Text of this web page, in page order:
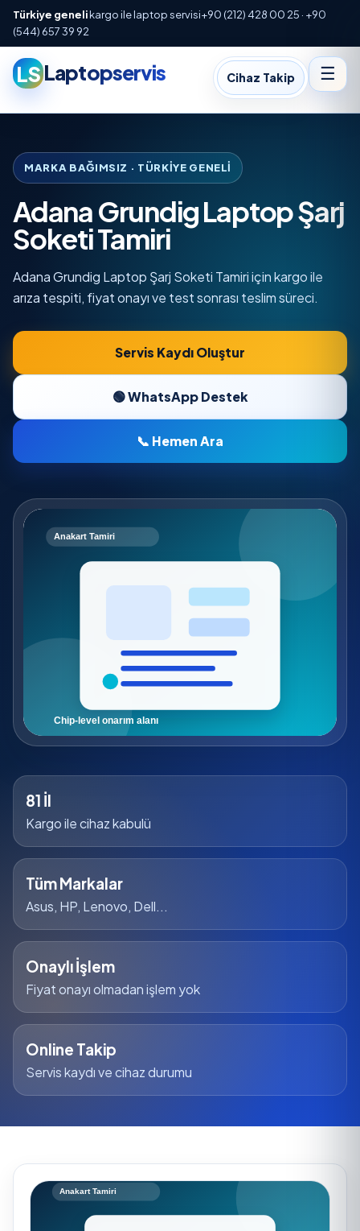
Türkiye genelikargo ile laptop servisi+90 (212) 428 00 25 · +90
(544) 657 39 92
LSLaptopservis Cihaz Takip ☰
MARKA BAĞIMSIZ · TÜRKIYE GENELI
Adana Grundig Laptop Şarj
Soketi Tamiri
Adana Grundig Laptop Şarj Soketi Tamiri için kargo ile
arıza tespiti, fiyat onayı ve test sonrası teslim süreci.
Servis Kaydı Oluştur
🟢 WhatsApp Destek
📞 Hemen Ara
81 İl
Kargo ile cihaz kabulü
Tüm Markalar
Asus, HP, Lenovo, Dell...
Onaylı İşlem
Fiyat onayı olmadan işlem yok
Online Takip
Servis kaydı ve cihaz durumu